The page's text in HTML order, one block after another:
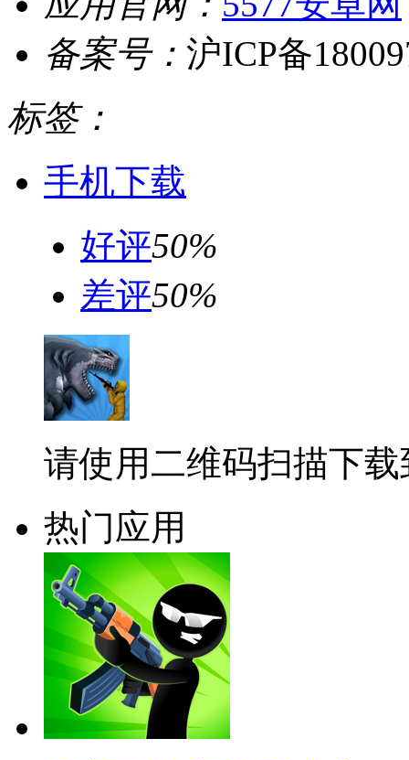
备案号： 沪ICP备
标签：
手机下载
好评50%
差评50%
请使用二维码扫描下
热门应用